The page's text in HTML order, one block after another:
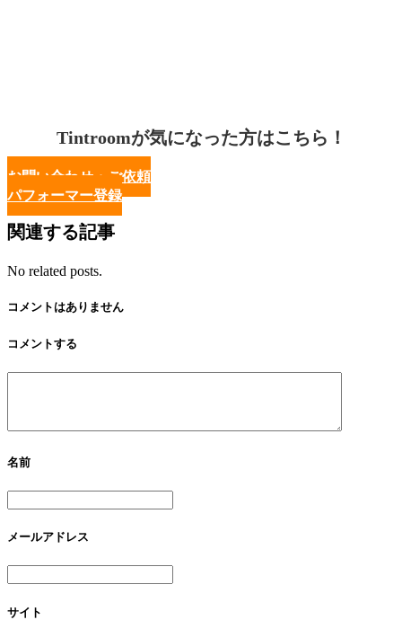
Tintroomが気になった方はこちら！
お問い合わせ・ご依頼
パフォーマー登録
関連する記事
No related posts.
コメントはありません
コメントする
名前
メールアドレス
サイト